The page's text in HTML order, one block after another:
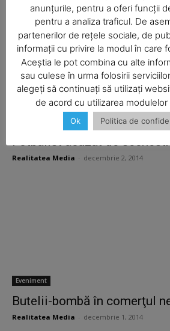
Realitatea Media decembrie 2, 2014
Eveniment
Butelii-bombă în comerţul
Realitatea Media decembrie 1, 2014
anunțurile, pentru a oferi funcții
pentru a analiza traficul. De
partenerilor de rețele sociale, de
informații cu privire la modul în care
Aceștia le pot combina cu alte
sau culese în urma folosirii
alegeți să continuați să utilizați
de acord cu utilizarea
Ok Politica de